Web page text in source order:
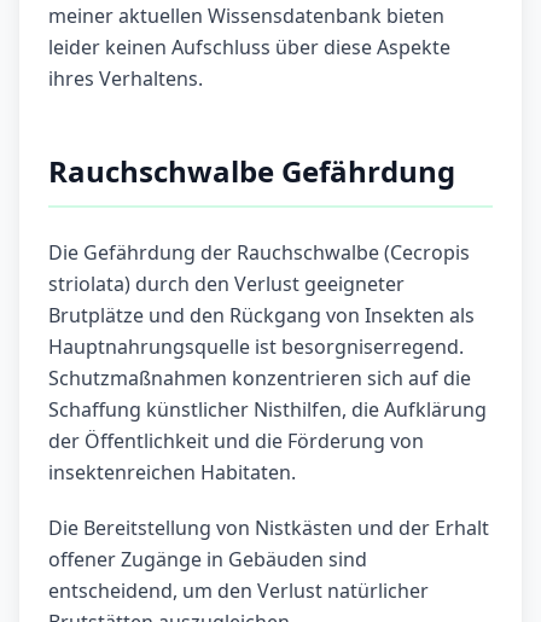
meiner aktuellen Wissensdatenbank bieten
leider keinen Aufschluss über diese Aspekte
ihres Verhaltens.
Rauchschwalbe Gefährdung
Die Gefährdung der Rauchschwalbe (Cecropis
striolata) durch den Verlust geeigneter
Brutplätze und den Rückgang von Insekten als
Hauptnahrungsquelle ist besorgniserregend.
Schutzmaßnahmen konzentrieren sich auf die
Schaffung künstlicher Nisthilfen, die Aufklärung
der Öffentlichkeit und die Förderung von
insektenreichen Habitaten.
Die Bereitstellung von Nistkästen und der Erhalt
offener Zugänge in Gebäuden sind
entscheidend, um den Verlust natürlicher